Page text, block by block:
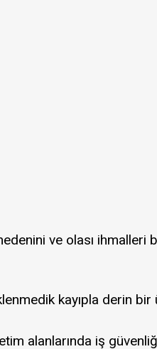
ve olası ihmalleri
kayıpla derin
alanlarında iş